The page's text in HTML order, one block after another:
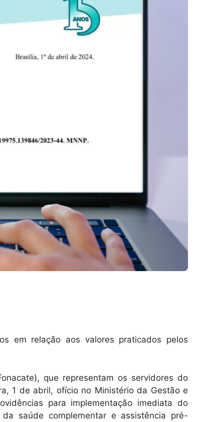
em relação aos valores praticados pelos
que representam os servidores do
1 de abril, ofício no Ministério da Gestão e
para implementação imediata do
saúde complementar e assistência pré-